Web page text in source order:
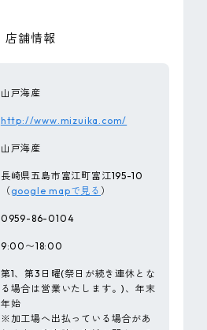
店舗情報
山戸海産
http://www.mizuika.com/
山戸海産
長崎県五島市富江町富江195-10
（ google mapで見る ）
0959-86-0104
9:00〜18:00
第1、第3日曜(祭日が続き連休とな
る場合は営業いたします。)、年末
年始
※加工場へ出払っている場合があ